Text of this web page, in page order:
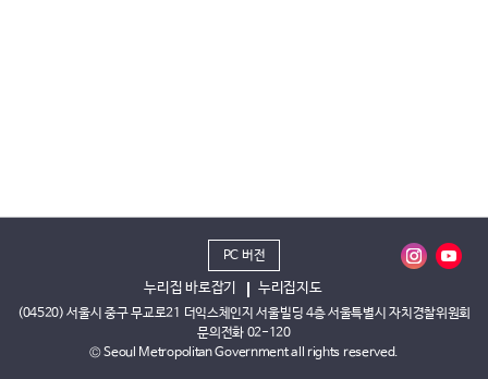
PC 버전
누리집 바로잡기 누리집지도
(04520) 서울시 중구 무교로21 더익스체인지 서울빌딩 4층 서울특별시 자치경찰위원회
문의전화 02-120
© Seoul Metropolitan Government all rights reserved.